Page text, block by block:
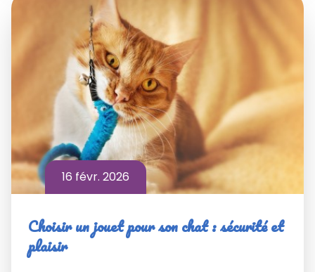
16 févr. 2026
Choisir un jouet pour son chat : sécurité et
plaisir